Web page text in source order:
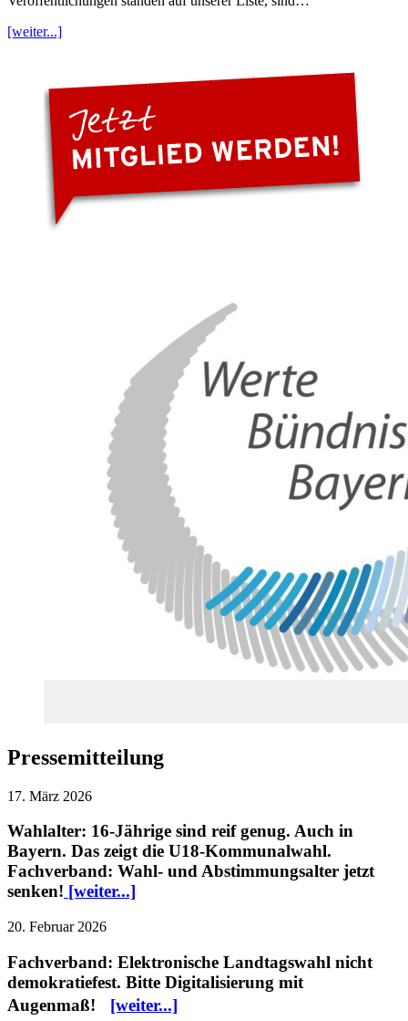
[weiter...]
Pressemitteilung
17. März 2026
Wahlalter: 16-Jährige sind reif genug. Auch in
Bayern. Das zeigt die U18-Kommunalwahl.
Fachverband: Wahl- und Abstimmungsalter jetzt
senken! [weiter...]
20. Februar 2026
Fachverband: Elektronische Landtagswahl nicht
demokratiefest. Bitte Digitalisierung mit
Augenmaß! [weiter...]